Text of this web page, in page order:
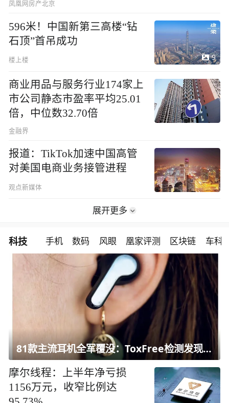
凤凰网房产北京
596米！中国新第三高楼“钻
石顶”首吊成功
楼上楼 9
商业用品与服务行业174家上
市公司静态市盈率平均25.01
倍，中位数32.70倍
金融界
报道：TikTok加速中国高管
对美国电商业务接管进程
观点新媒体
展开更多
科技 手机 数码 风眼 凰家评测 区块链 车科
81款主流耳机全军覆没：ToxFree检测发现均含对人体有害化学物质
摩尔线程：上半年净亏损
1156万元，收窄比例达